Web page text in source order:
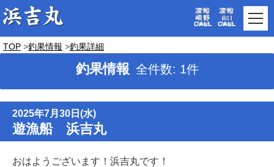
TOP 釣果情報 釣果詳細
釣果情報 全件数: 1件
2025年7月30日(水)
遊漁船 浜吉丸
おはようございます！浜吉丸です！